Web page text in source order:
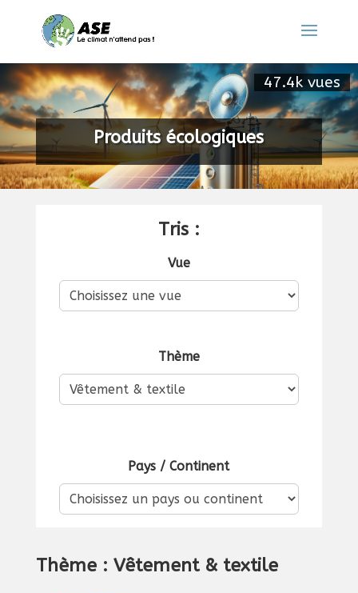
47.4k vues
Produits écologiques
Tris :
Vue
Thème
Pays / Continent
Thème : Vêtement & textile